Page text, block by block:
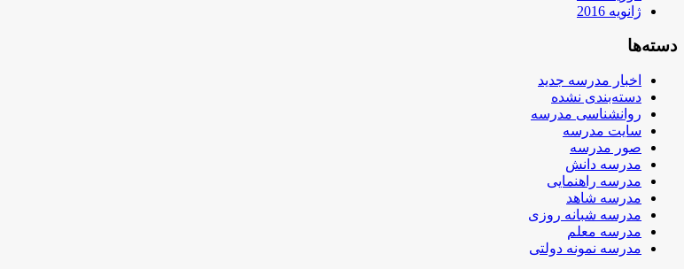
ژانویه 2016
دسته‌ها
اخبار مدرسه جدید
دسته‌بندی نشده
روانشناسی مدرسه
سایت مدرسه
صور مدرسه
مدرسه دانش
مدرسه راهنمایی
مدرسه شاهد
مدرسه شبانه روزی
مدرسه معلم
مدرسه نمونه دولتی